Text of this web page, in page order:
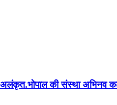
की संस्था अभिनव कला